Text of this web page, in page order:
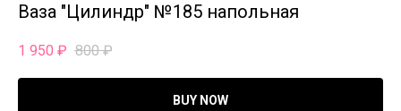
Ваза "Цилиндр" №185 напольная
1 950 ₽ 800 ₽
BUY NOW